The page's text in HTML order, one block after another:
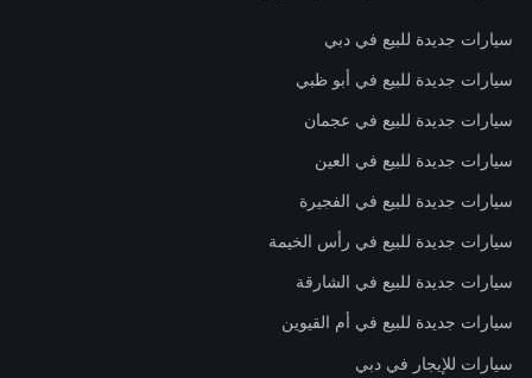
سيارات جديدة للبيع في دبي
سيارات جديدة للبيع في أبو ظبي
سيارات جديدة للبيع في عجمان
سيارات جديدة للبيع في العين
سيارات جديدة للبيع في الفجيرة
سيارات جديدة للبيع في رأس الخيمة
سيارات جديدة للبيع في الشارقة
سيارات جديدة للبيع في أم القيوين
سيارات للإيجار في دبي